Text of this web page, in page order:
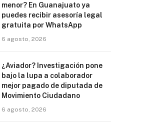
menor? En Guanajuato ya
puedes recibir asesoría legal
gratuita por WhatsApp
6 agosto, 2026
¿Aviador? Investigación pone
bajo la lupa a colaborador
mejor pagado de diputada de
Movimiento Ciudadano
6 agosto, 2026